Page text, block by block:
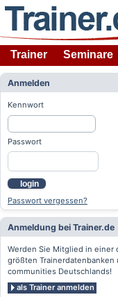
Trainer Seminare
Anmelden
Kennwort
Passwort
login
Passwort vergessen?
Anmeldung bei Trainer.de
Werden Sie Mitglied in einer
größten Trainerdatenbanken
communities Deutschlands!
als Trainer anmelden